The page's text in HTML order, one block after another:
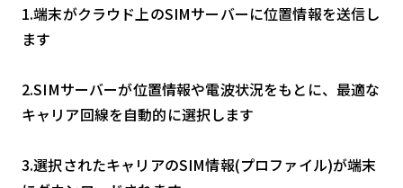
1.端末がクラウド上のSIMサーバーに位置情報を送信し
ます
2.SIMサーバーが位置情報や電波状況をもとに、最適な
キャリア回線を自動的に選択します
3.選択されたキャリアのSIM情報(プロファイル)が端末